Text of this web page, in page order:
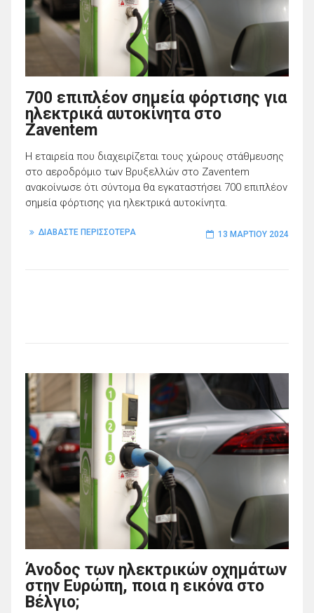
700 επιπλέον σημεία φόρτισης για
ηλεκτρικά αυτοκίνητα στο
Zaventem
Η εταιρεία που διαχειρίζεται τους χώρους στάθμευσης
στο αεροδρόμιο των Βρυξελλών στο Zaventem
ανακοίνωσε ότι σύντομα θα εγκαταστήσει 700 επιπλέον
σημεία φόρτισης για ηλεκτρικά αυτοκίνητα.
ΔΙΑΒΑΣΤΕ ΠΕΡΙΣΣΟΤΕΡΑ 13 ΜΑΡΤΊΟΥ 2024
Άνοδος των ηλεκτρικών οχημάτων
στην Ευρώπη, ποια η εικόνα στο
Βέλγιο;